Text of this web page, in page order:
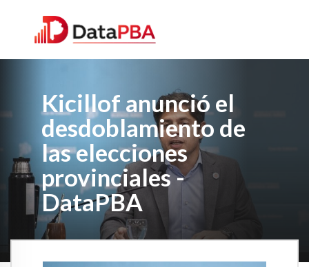
Kicillof anunció el
desdoblamiento de
las elecciones
provinciales -
DataPBA